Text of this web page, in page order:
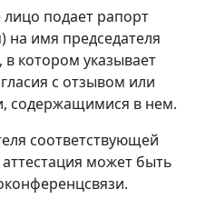
лицо подает рапорт
на имя председателя
котором указывает
с отзывом или
содержащимися в нем.
соответствующей
может быть